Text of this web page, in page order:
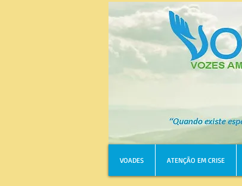
VOADES ATENÇÃO EM CRISE